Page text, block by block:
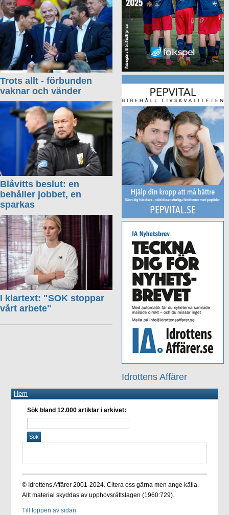
Idrottens Affärer
Trots allt - förbunden
vaknar och vänder
Blåvitts beslut: en
behåller jobbet, en
sparkas
I klartext: "SOK stoppar
vårt arbete"
Hem
Sök bland 12.000 artiklar i arkivet:
© Idrottens Affärer 2001-2024. Citera oss gärna men ange källa.
Allt material skyddas av upphovsrättslagen (1960:729).
Till toppen av sidan